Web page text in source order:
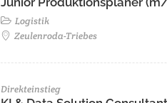
Logistik
Zeulenroda-Triebes
Direkteinstieg